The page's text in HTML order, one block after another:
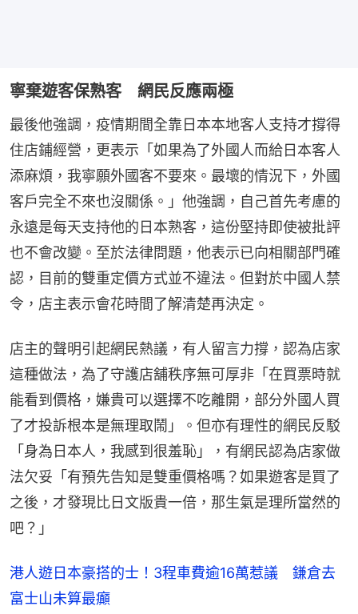
寧棄遊客保熟客 網民反應兩極
最後他強調，疫情期間全靠日本本地客人支持才撐得
住店鋪經營，更表示「如果為了外國人而給日本客人
添麻煩，我寧願外國客不要來。最壞的情況下，外國
客戶完全不來也沒關係。」他強調，自己首先考慮的
永遠是每天支持他的日本熟客，這份堅持即使被批評
也不會改變。至於法律問題，他表示已向相關部門確
認，目前的雙重定價方式並不違法。但對於中國人禁
令，店主表示會花時間了解清楚再決定。
店主的聲明引起網民熱議，有人留言力撐，認為店家
這種做法，為了守護店舖秩序無可厚非「在買票時就
能看到價格，嫌貴可以選擇不吃離開，部分外國人買
了才投訴根本是無理取鬧」。但亦有理性的網民反駁
「身為日本人，我感到很羞恥」，有網民認為店家做
法欠妥「有預先告知是雙重價格嗎？如果遊客是買了
之後，才發現比日文版貴一倍，那生氣是理所當然的
吧？」
港人遊日本豪搭的士！3程車費逾16萬惹議 鎌倉去
富士山未算最癲